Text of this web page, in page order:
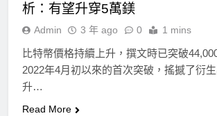
析：有望升穿5萬鎂
Admin 3 年 ago 0 1 mins
比特幣價格持續上升，撰文時已突破
2022年4月初以來的首次突破，搖撼了衍
升…
Read More